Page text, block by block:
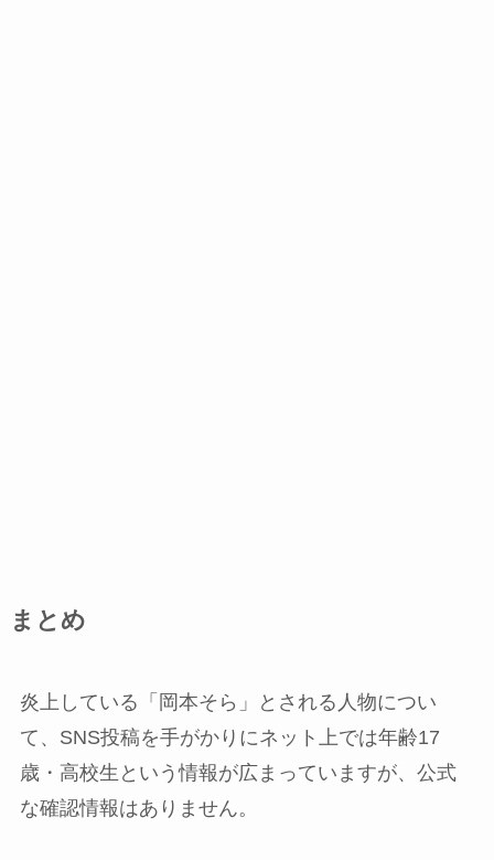
まとめ
炎上している「岡本そら」とされる人物につい
て、SNS投稿を手がかりにネット上では年齢17
歳・高校生という情報が広まっていますが、公式
な確認情報はありません。